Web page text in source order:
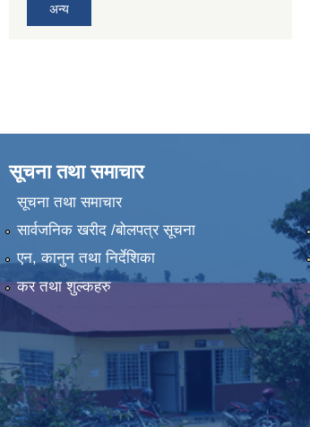
अन्य
सूचना तथा समाचार
सूचना तथा समाचार
सार्वजनिक खरीद /बोलपत्र सूचना
एन, कानुन तथा निर्देशिका
कर तथा शुल्कहरु